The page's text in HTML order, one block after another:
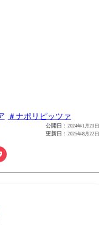
ナポリピッツァ
公開日： 2024年1月21日
更新日： 2025年8月22日